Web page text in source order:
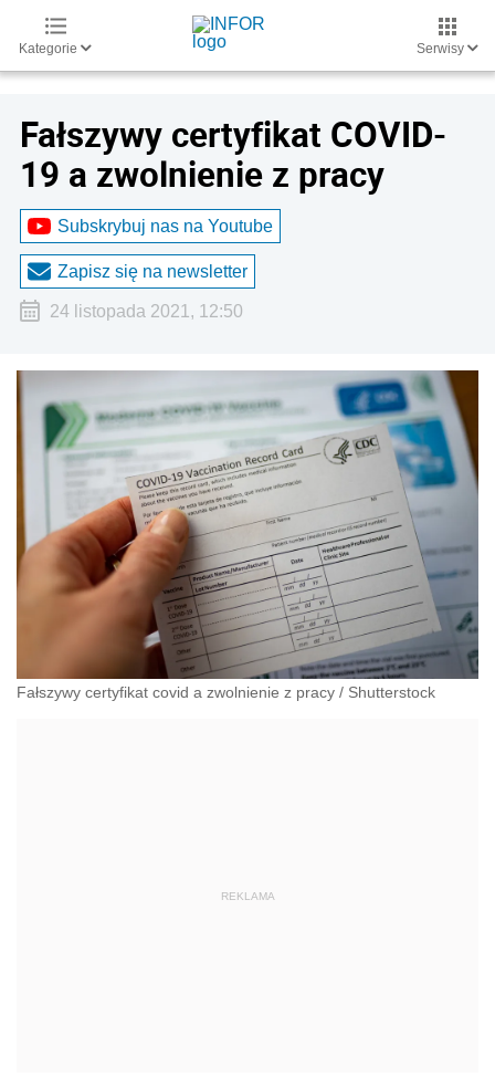
Kategorie Serwisy
Fałszywy certyfikat COVID-
19 a zwolnienie z pracy
Subskrybuj nas na Youtube
Zapisz się na newsletter
24 listopada 2021, 12:50
Fałszywy certyfikat covid a zwolnienie z pracy / Shutterstock